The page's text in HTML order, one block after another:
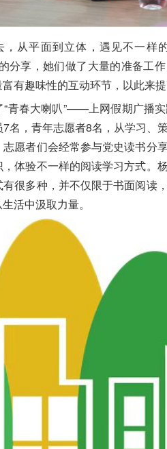
，从平面到立体，遇见不一样
分享，她们做了大量的准备工
有趣味性的互动环节，以此来提
青春大喇叭”——上网假期广播
名，青年志愿者8名，从学习、
愿者们会经常参与党史读书分
体验不一样的阅读学习方式。
很多种，并不仅限于书面阅读
活中汲取力量。